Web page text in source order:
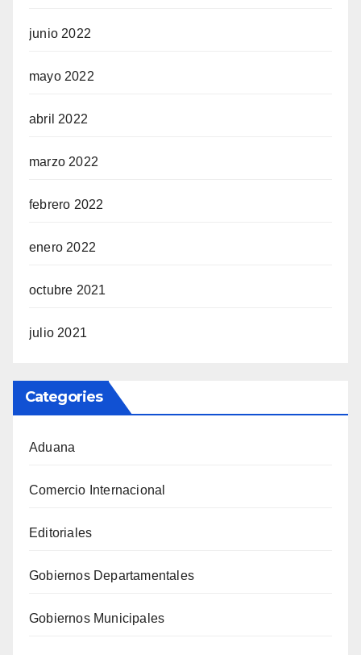
junio 2022
mayo 2022
abril 2022
marzo 2022
febrero 2022
enero 2022
octubre 2021
julio 2021
Categories
Aduana
Comercio Internacional
Editoriales
Gobiernos Departamentales
Gobiernos Municipales